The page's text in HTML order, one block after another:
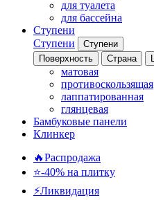
для туалета
для бассейна
Ступени
Ступени
Ступени
Поверхность
Страна
матовая
противоскользящая
лаппатированная
глянцевая
Бамбуковые панели
Клинкер
🔥Распродажа
⭐-40% на плитку
⚡️Ликвидация